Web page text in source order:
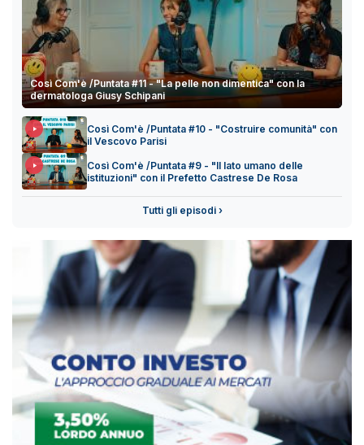
Così Com'è /Puntata #11 - "La pelle non dimentica" con la
dermatologa Giusy Schipani
Così Com'è /Puntata #10 - "Costruire comunità" con
il Vescovo Parisi
Così Com'è /Puntata #9 - "Il lato umano delle
istituzioni" con il Prefetto Castrese De Rosa
Tutti gli episodi ›